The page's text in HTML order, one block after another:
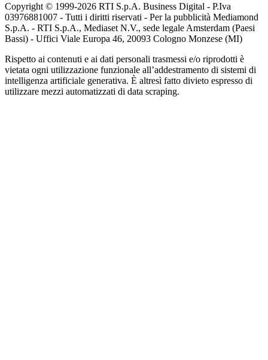
Copyright © 1999-2026 RTI S.p.A. Business Digital - P.Iva
03976881007 - Tutti i diritti riservati - Per la pubblicità Mediamond
S.p.A. - RTI S.p.A., Mediaset N.V., sede legale Amsterdam (Paesi
Bassi) - Uffici Viale Europa 46, 20093 Cologno Monzese (MI)
Rispetto ai contenuti e ai dati personali trasmessi e/o riprodotti è
vietata ogni utilizzazione funzionale all’addestramento di sistemi di
intelligenza artificiale generativa. È altresì fatto divieto espresso di
utilizzare mezzi automatizzati di data scraping.